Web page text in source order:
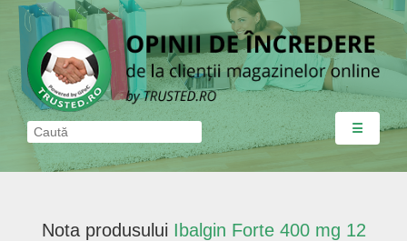
☰
Nota produsului Ibalgin Forte 400 mg 12